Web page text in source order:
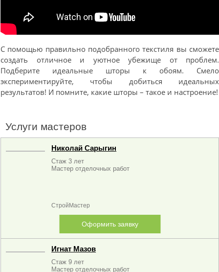
С помощью правильно подобранного текстиля вы сможете
создать отличное и уютное убежище от проблем.
Подберите идеальные шторы к обоям. Смело
экспериментируйте, чтобы добиться идеальных
результатов! И помните, какие шторы – такое и настроение!
Услуги мастеров
Николай Сарыгин
Стаж 3 лет
Мастер отделочных работ
СтройМастер
Оформить заявку
Игнат Мазов
Стаж 9 лет
Мастер отделочных работ